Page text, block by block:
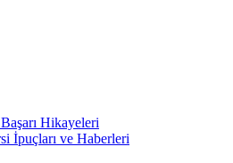
Hikayeleri
İpuçları ve Haberleri